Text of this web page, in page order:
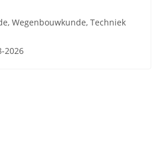
Wegenbouwkunde, Techniek
2026